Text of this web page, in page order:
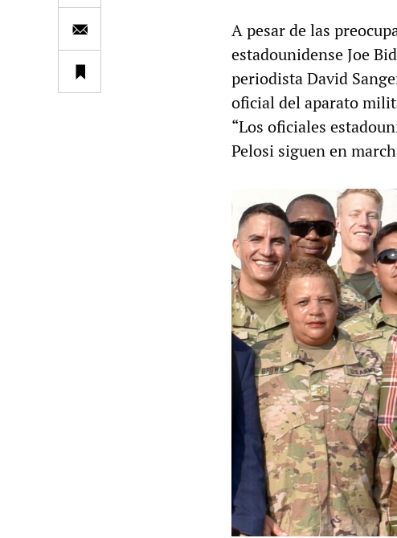
A pesar de las
estadounidense Joe
periodista David
oficial del aparato
“Los oficiales
Pelosi siguen en